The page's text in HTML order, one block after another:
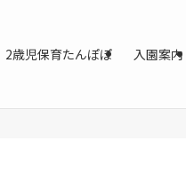
2歳児保育たんぽぽ 入園案内